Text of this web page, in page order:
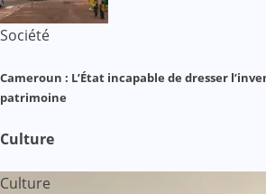
Société
Cameroun : L’État incapable de dresser
patrimoine
Culture
Culture